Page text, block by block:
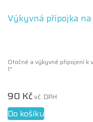
Výkyvná přípojka
Otočné a výkyvné připojení
1"
90 Kčvč. DPH
Do košíku